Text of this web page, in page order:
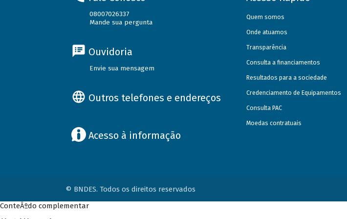
08007026337
Mande sua pergunta
Ouvidoria
Envie sua mensagem
Outros telefones e endereços
Acesso à informação
Quem somos
Onde atuamos
Transparência
Consulta a financiamentos
Resultados para a sociedade
Credenciamento de Equipamentos
Consulta PAC
Moedas contratuais
© BNDES. Todos os direitos reservados
ConteÃºdo complementar